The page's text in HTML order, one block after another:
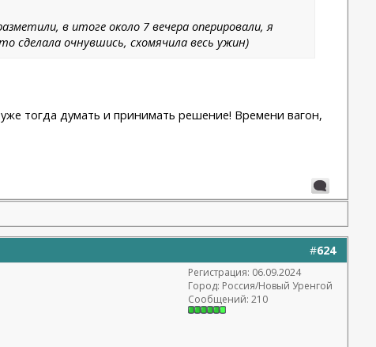
в итоге около 7 вечера оперировали, я
сделала очнувшись, схомячила весь ужин)
тогда думать и принимать решение! Времени вагон,
#624
Регистрация: 06.09.2024
Город: Россия/Новый Уренгой
Сообщений: 210